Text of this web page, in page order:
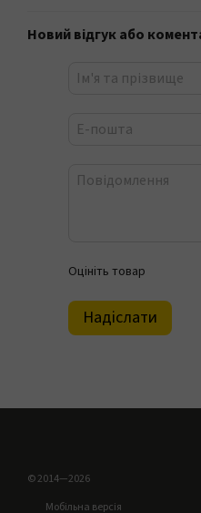
Новий відгук або
Оцініть товар
Надіслати
© 2014—2026
Мобільна версія